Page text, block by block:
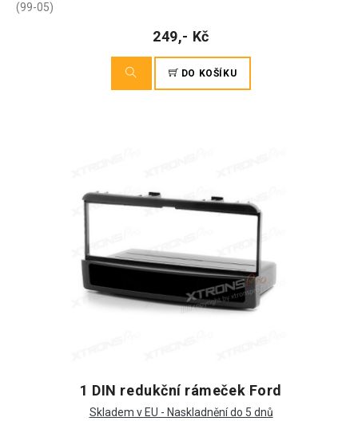
(99-05)
249,- Kč
DO KOŠÍKU
1 DIN redukční rámeček Ford
Skladem v EU - Naskladnění do 5 dnů